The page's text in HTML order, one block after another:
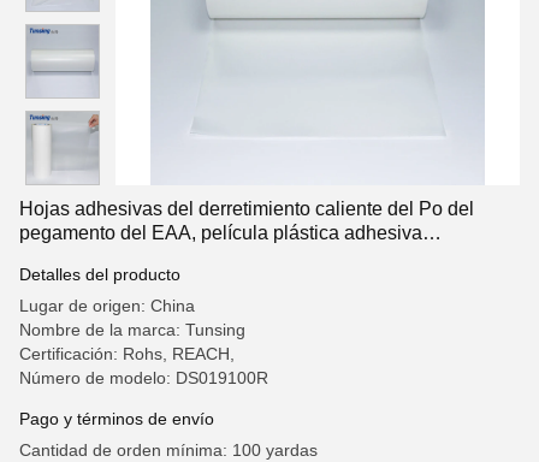
Hojas adhesivas del derretimiento caliente del Po del
pegamento del EAA, película plástica adhesiva
Detalles del producto
Lugar de origen: China
Nombre de la marca: Tunsing
Certificación: Rohs, REACH,
Número de modelo: DS019100R
Pago y términos de envío
Cantidad de orden mínima: 100 yardas